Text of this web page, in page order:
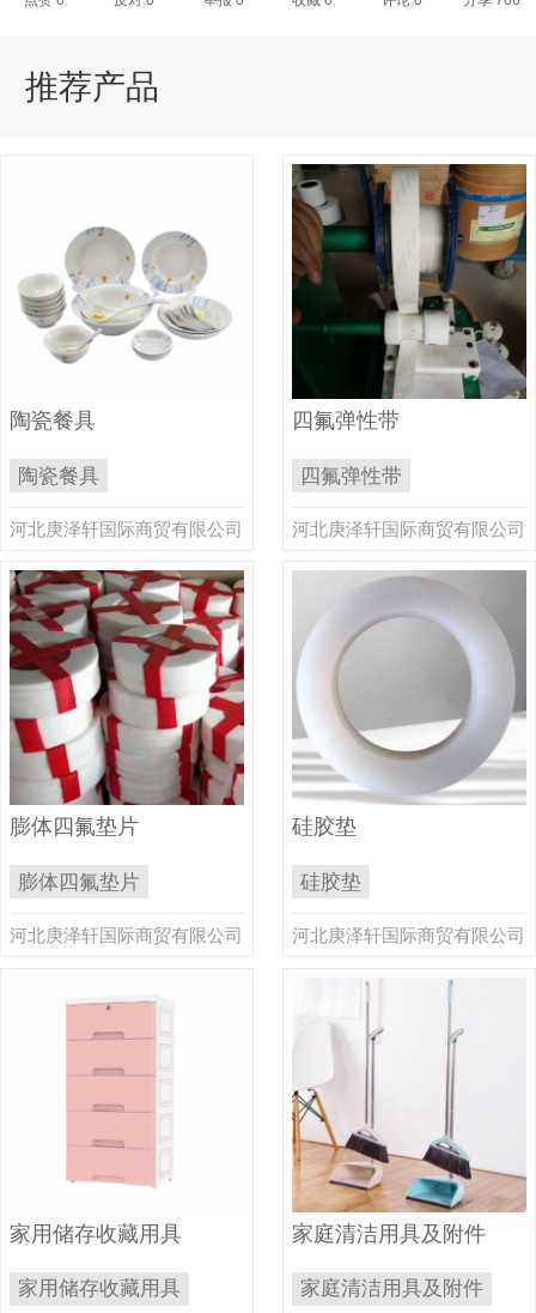
推荐产品
陶瓷餐具
陶瓷餐具
河北庚泽轩国际商贸有限公司
四氟弹性带
四氟弹性带
河北庚泽轩国际商贸有限公司
膨体四氟垫片
膨体四氟垫片
河北庚泽轩国际商贸有限公司
硅胶垫
硅胶垫
河北庚泽轩国际商贸有限公司
家用储存收藏用具
家用储存收藏用具
家庭清洁用具及附件
家庭清洁用具及附件